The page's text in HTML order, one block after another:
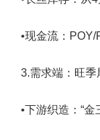
•现金流：
3.需求端：旺
•下游织造：“